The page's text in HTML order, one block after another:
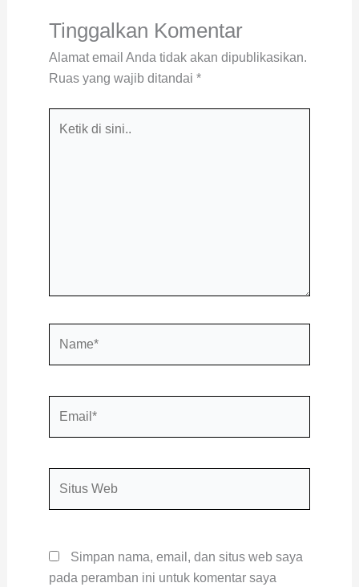
Tinggalkan Komentar
Alamat email Anda tidak akan dipublikasikan.
Ruas yang wajib ditandai *
Simpan nama, email, dan situs web saya
pada peramban ini untuk komentar saya